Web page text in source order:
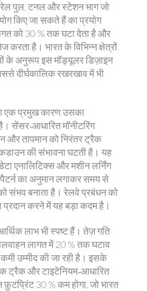
रेल पुल, टनल और स्टेशन भाग जो
किए जा सकते हैंका प्रयोग
को 30 % तक घटा देता है और
करता है। भारत के विभिन्न क्षेत्रों
के अनुरूप इस मॉड्यूलर डिज़ाइन
दीर्घकालिक रखरखाव में भी
एक प्रमुख कारण उसका
सेंसर‑आधारित मॉनीटरिंग
और तापमान को निरंतर ट्रैक
की संभावना घटती है। यह
एनालिटिक्स और मशीन लर्निंग
का अनुमान लगाकर समय से
संभव बनाता है। रेलवे प्रबंधन को
करने में यह बड़ा कदम है।
लाभ भी स्पष्ट हैं। तेज़ गति
लागत में 20 % तक घटाव
उम्मीद की जा रही है। इसके
ट्रैक और टाइटेनियम‑आधारित
30 % कम होगा, जो भारत